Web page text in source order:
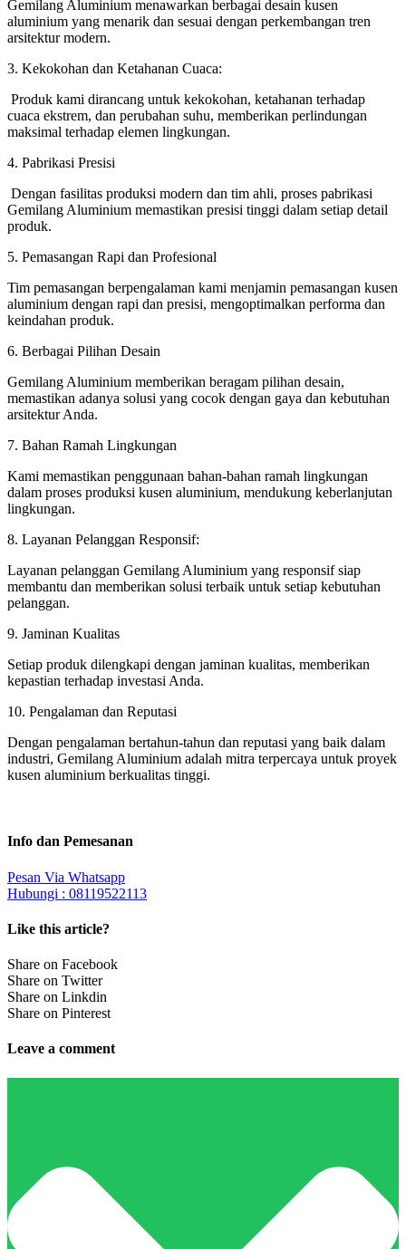
Gemilang Aluminium menawarkan berbagai desain kusen
aluminium yang menarik dan sesuai dengan perkembangan tren
arsitektur modern.
3. Kekokohan dan Ketahanan Cuaca:
Produk kami dirancang untuk kekokohan, ketahanan terhadap
cuaca ekstrem, dan perubahan suhu, memberikan perlindungan
maksimal terhadap elemen lingkungan.
4. Pabrikasi Presisi
Dengan fasilitas produksi modern dan tim ahli, proses pabrikasi
Gemilang Aluminium memastikan presisi tinggi dalam setiap detail
produk.
5. Pemasangan Rapi dan Profesional
Tim pemasangan berpengalaman kami menjamin pemasangan kusen
aluminium dengan rapi dan presisi, mengoptimalkan performa dan
keindahan produk.
6. Berbagai Pilihan Desain
Gemilang Aluminium memberikan beragam pilihan desain,
memastikan adanya solusi yang cocok dengan gaya dan kebutuhan
arsitektur Anda.
7. Bahan Ramah Lingkungan
Kami memastikan penggunaan bahan-bahan ramah lingkungan
dalam proses produksi kusen aluminium, mendukung keberlanjutan
lingkungan.
8. Layanan Pelanggan Responsif:
Layanan pelanggan Gemilang Aluminium yang responsif siap
membantu dan memberikan solusi terbaik untuk setiap kebutuhan
pelanggan.
9. Jaminan Kualitas
Setiap produk dilengkapi dengan jaminan kualitas, memberikan
kepastian terhadap investasi Anda.
10. Pengalaman dan Reputasi
Dengan pengalaman bertahun-tahun dan reputasi yang baik dalam
industri, Gemilang Aluminium adalah mitra terpercaya untuk proyek
kusen aluminium berkualitas tinggi.
Info dan Pemesanan
Pesan Via Whatsapp
Hubungi : 08119522113
Like this article?
Share on Facebook
Share on Twitter
Share on Linkdin
Share on Pinterest
Leave a comment